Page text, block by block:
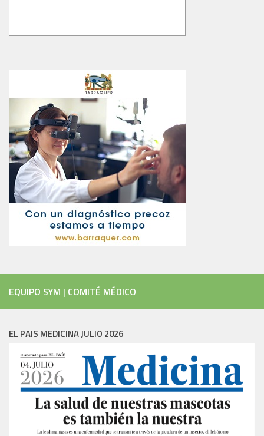
EQUIPO SYM | COMITÉ MÉDICO
EL PAIS MEDICINA JULIO 2026